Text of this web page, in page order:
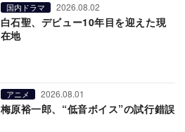
国内ドラマ 2026.08.02
白石聖、デビュー10年目を迎えた現
在地
アニメ 2026.08.01
梅原裕一郎、“低音ボイス”の試行錯誤